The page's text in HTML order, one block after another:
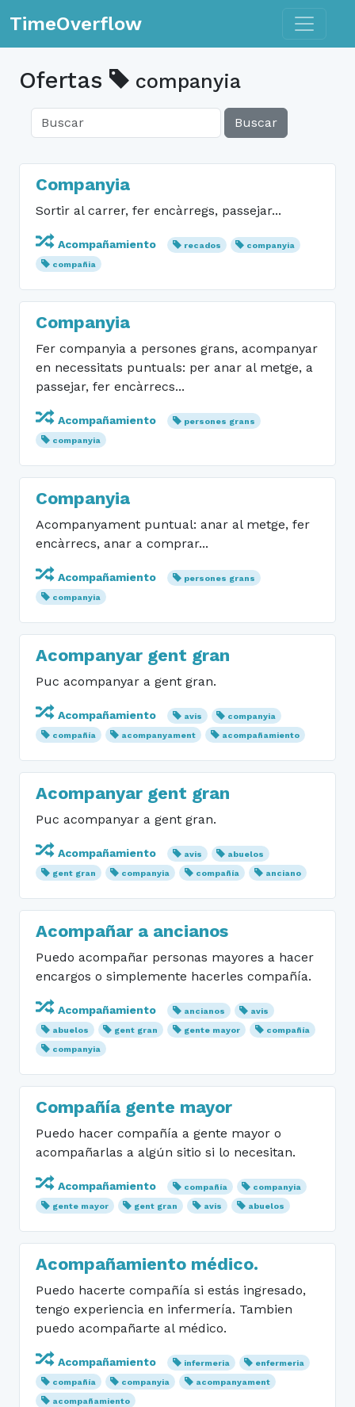
TimeOverflow Toggle
Ofertas companyia
Buscar
Companyia
Sortir al carrer, fer encàrregs, passejar...
Acompañamiento recados
companyia
compañia
Companyia
Fer companyia a persones grans, acompanyar
en necessitats puntuals: per anar al metge, a
passejar, fer encàrrecs...
Acompañamiento
persones grans
companyia
Companyia
Acompanyament puntual: anar al metge, fer
encàrrecs, anar a comprar...
Acompañamiento
persones grans
companyia
Acompanyar gent gran
Puc acompanyar a gent gran.
Acompañamiento avis
companyia
compañía
acompanyament acompañamiento
Acompanyar gent gran
Puc acompanyar a gent gran.
Acompañamiento avis
abuelos
gent gran
companyia compañía anciano
Acompañar a ancianos
Puedo acompañar personas mayores a hacer
encargos o simplemente hacerles compañía.
Acompañamiento ancianos
avis
abuelos
gent gran gente mayor
compañía
companyia
Compañía gente mayor
Puedo hacer compañía a gente mayor o
acompañarlas a algún sitio si lo necesitan.
Acompañamiento compañía
companyia
gente mayor
gent gran avis abuelos
Acompañamiento médico.
Puedo hacerte compañía si estás ingresado,
tengo experiencia en infermería. Tambien
puedo acompañarte al médico.
Acompañamiento infermeria
enfermeria
compañía
companyia
acompanyament
acompañamiento